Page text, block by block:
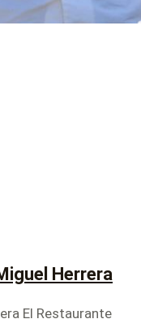
Herrera
El Restaurante